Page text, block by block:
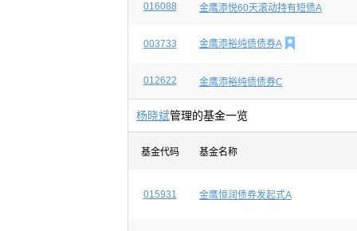
016088 金鹰添悦60天滚动持有短债A
003733 金鹰添裕纯债债券A 
012622 金鹰添裕纯债债券C
杨晓斌管理的基金一览
基金代码 基金名称
015931 金鹰恒润债券发起式A